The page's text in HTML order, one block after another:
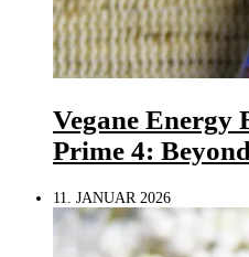
Vegane Energy
Prime 4: Beyond
11. JANUAR 2026